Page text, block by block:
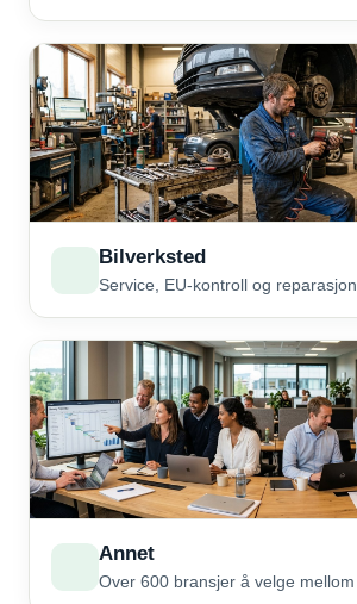
Bilverksted
Service, EU-kontroll og reparasjon
Annet
Over 600 bransjer å velge mellom